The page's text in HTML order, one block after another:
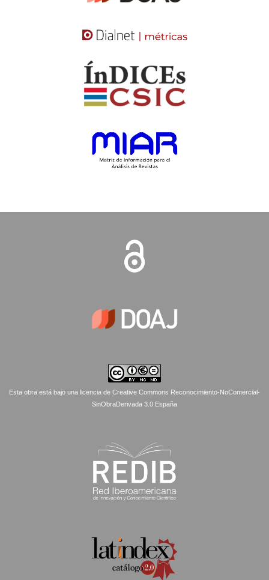
Esta obra está bajo una licencia de Creative Commons Reconocimiento-NoComercial-
SinObraDerivada 3.0 España